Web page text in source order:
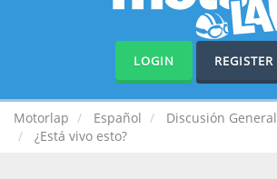
LOGIN REGISTER
Motorlap Español
Discusión General
¿Está vivo esto?